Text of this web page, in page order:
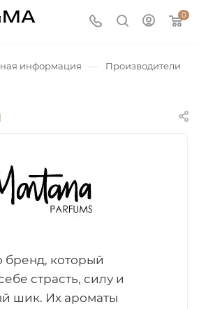
0
информация — Производители
бренд, который
страсть, силу и
шик. Их ароматы